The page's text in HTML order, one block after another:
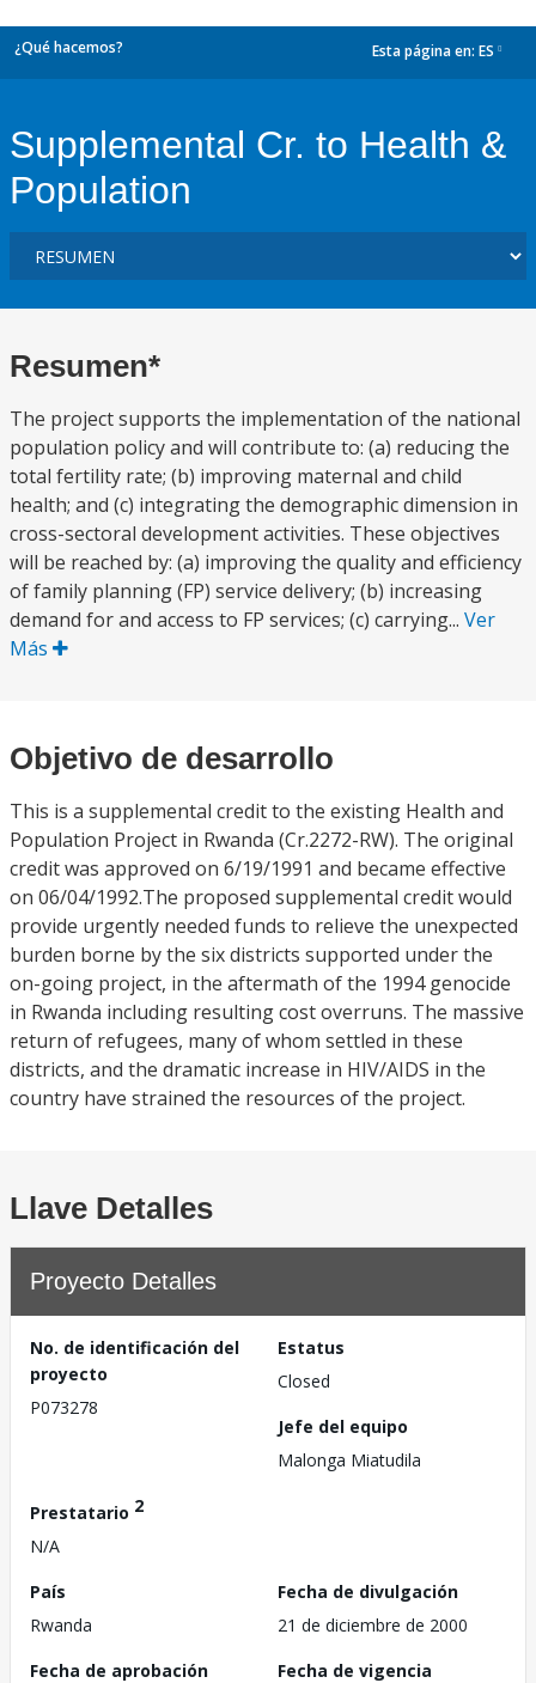
¿Qué hacemos? Esta página en: ES
Supplemental Cr. to Health &
Population
Resumen*
The project supports the implementation of the national
population policy and will contribute to: (a) reducing the
total fertility rate; (b) improving maternal and child
health; and (c) integrating the demographic dimension in
cross-sectoral development activities. These objectives
will be reached by: (a) improving the quality and efficiency
of family planning (FP) service delivery; (b) increasing
demand for and access to FP services; (c) carrying... Ver
Más
Objetivo de desarrollo
This is a supplemental credit to the existing Health and
Population Project in Rwanda (Cr.2272-RW). The original
credit was approved on 6/19/1991 and became effective
on 06/04/1992.The proposed supplemental credit would
provide urgently needed funds to relieve the unexpected
burden borne by the six districts supported under the
on-going project, in the aftermath of the 1994 genocide
in Rwanda including resulting cost overruns. The massive
return of refugees, many of whom settled in these
districts, and the dramatic increase in HIV/AIDS in the
country have strained the resources of the project.
Llave Detalles
Proyecto Detalles
No. de identificación del
proyecto
P073278
Estatus
Closed
Jefe del equipo
Malonga Miatudila
Prestatario 2
N/A
País
Rwanda
Fecha de divulgación
21 de diciembre de 2000
Fecha de aprobación
Fecha de vigencia